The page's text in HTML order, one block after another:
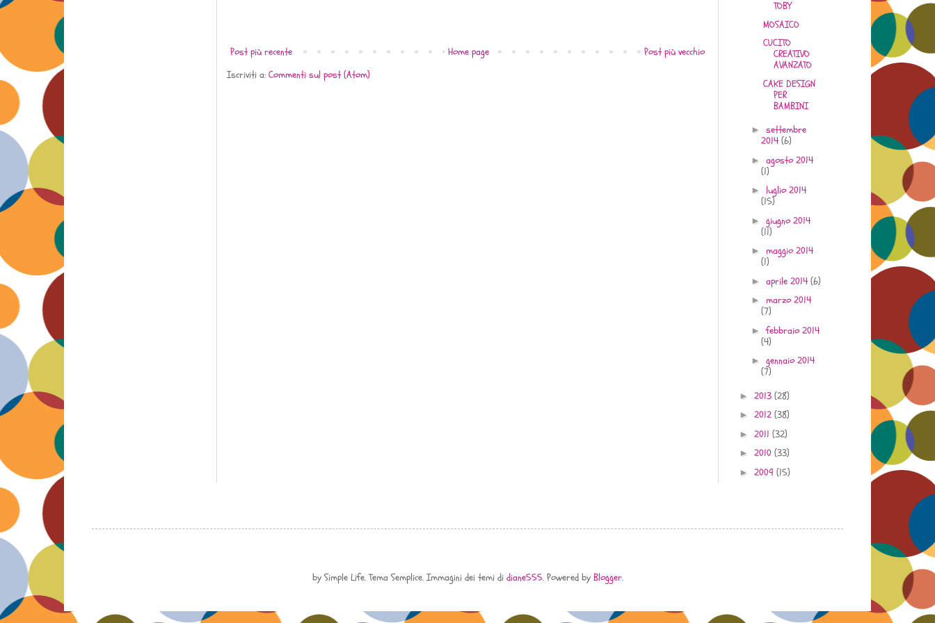
Post più recente Post più vecchio
Home page
Iscriviti a: Commenti sul post (Atom)
TOBY
MOSAICO
CUCITO
CREATIVO
AVANZATO
CAKE DESIGN
PER
BAMBINI
► settembre
2014 (6)
► agosto 2014
(1)
► luglio 2014
(15)
► giugno 2014
(11)
► maggio 2014
(1)
► aprile 2014 (6)
► marzo 2014
(7)
►febbraio 2014
(4)
► gennaio 2014
(7)
► 2013 (28)
► 2012 (38)
► 2011 (32)
► 2010 (33)
► 2009 (15)
by Simple Life. Tema Semplice. Immagini dei temi di diane555. Powered by Blogger.